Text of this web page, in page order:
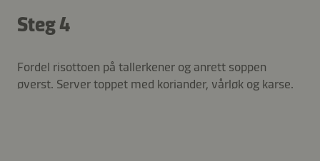
Steg 4
Fordel risottoen på tallerkener og anrett soppen
øverst. Server toppet med koriander, vårløk og karse.